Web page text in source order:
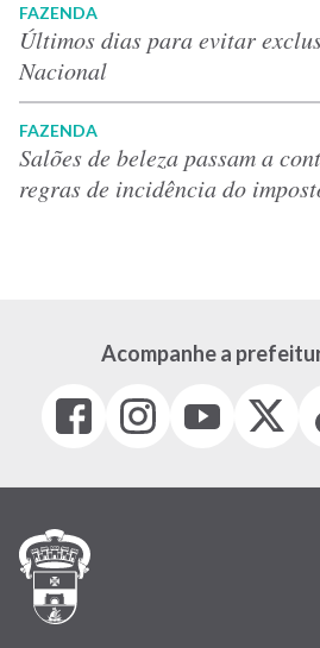
FAZENDA
Últimos dias para evitar
Nacional
FAZENDA
Salões de beleza passam a
regras de incidência do
Acompanhe a
Facebook
(link
em
janela)
Instagram
(link
em
(link
em
(Antigo
(link